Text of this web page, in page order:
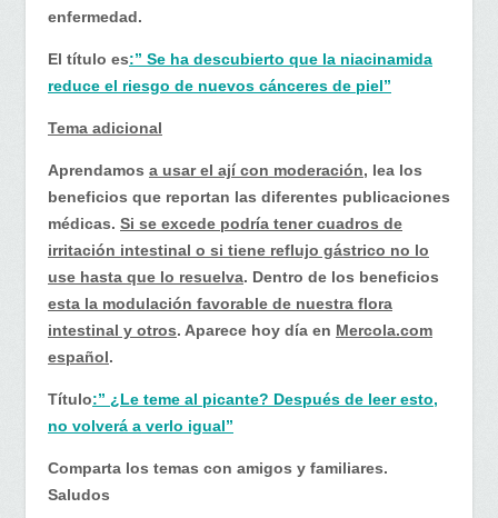
enfermedad.
El título es:” Se ha descubierto que la niacinamida
reduce el riesgo de nuevos cánceres de piel”
Tema adicional
Aprendamos a usar el ají con moderación, lea los
beneficios que reportan las diferentes publicaciones
médicas. Si se excede podría tener cuadros de
irritación intestinal o si tiene reflujo gástrico no lo
use hasta que lo resuelva. Dentro de los beneficios
esta la modulación favorable de nuestra flora
intestinal y otros. Aparece hoy día en Mercola.com
español.
Título:” ¿Le teme al picante? Después de leer esto,
no volverá a verlo igual”
Comparta los temas con amigos y familiares.
Saludos